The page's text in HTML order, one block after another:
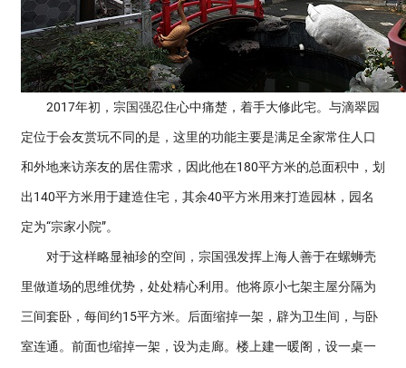
2017年初，宗国强忍住心中痛楚，着手大修此宅。与滴翠园
定位于会友赏玩不同的是，这里的功能主要是满足全家常住人口
和外地来访亲友的居住需求，因此他在180平方米的总面积中，划
出140平方米用于建造住宅，其余40平方米用来打造园林，园名
定为“宗家小院”。
对于这样略显袖珍的空间，宗国强发挥上海人善于在螺蛳壳
里做道场的思维优势，处处精心利用。他将原小七架主屋分隔为
三间套卧，每间约15平方米。后面缩掉一架，辟为卫生间，与卧
室连通。前面也缩掉一架，设为走廊。楼上建一暖阁，设一桌一